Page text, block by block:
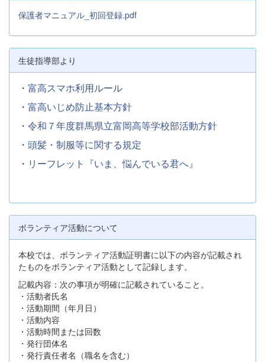
保護者マニュアル_初回登録.pdf
生徒指導部より
・ 富高スマホ利用ルール
・ 富高いじめ防止基本方針
・ 令和７年度群馬県立富岡高等学校部活動方針
・ 頭髪・制服等に関する規定
・ リーフレット『いま、悩んでいる君へ』
ボランティア活動について
本校では、ボランティア活動証明書に以下の内容が記載され
たものをボランティア活動として記録します。
記載内容：次の事項が明確に記載されていること。
・活動者氏名
・活動期間（年月日）
・活動内容
・活動時間または回数
・発行団体名
・発行責任者名（職名を含む）